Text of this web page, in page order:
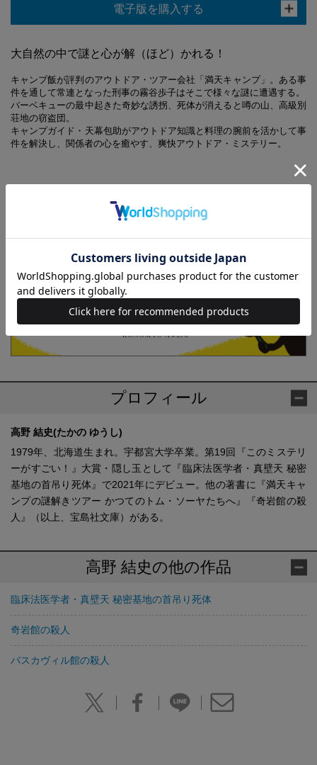
電子版を購入する
大自然の中で謎と心が解（ほど）かれる！
キャンプ飯が評判のアウトドア・ツアー会社「満天キャンプ」。ある事
件を通して常連となった刑事の霧谷歩子はそこで様々な謎に遭遇する。
バーベキューの最中起きた奇妙な誘拐、死体が消えると噂の山、高級別
荘地の窃盗団。
キャンプガイド・天幕包助がアウトドア知識と料理の腕前を活かして事
件を解決し、関係者の心を癒やす、爽快アウトドア・ミステリー。
予約商品と他商品を同時にお求めの場合、最も発売日の遅い商品に合わ
せての一括配送となります。
プロフィール
高野 結史(たかの ゆうし)
1979年、北海道生まれ。宇都宮大学卒業。第19回『このミステリ
ーがすごい！』大賞・隠し玉として『臨床法医学者・真壁天 秘密
基地の首吊り死体』で2021年にデビュー。他の著書に『満天キャ
ンプの謎解きツアー かつてのトム・ソーヤたちへ』『奇岩館の殺
人』（以上、宝島社文庫）がある。
高野 結史の他の作品
臨床法医学者・真壁天 秘密基地の首吊り死体
奇岩館の殺人
バスカヴィル館の殺人